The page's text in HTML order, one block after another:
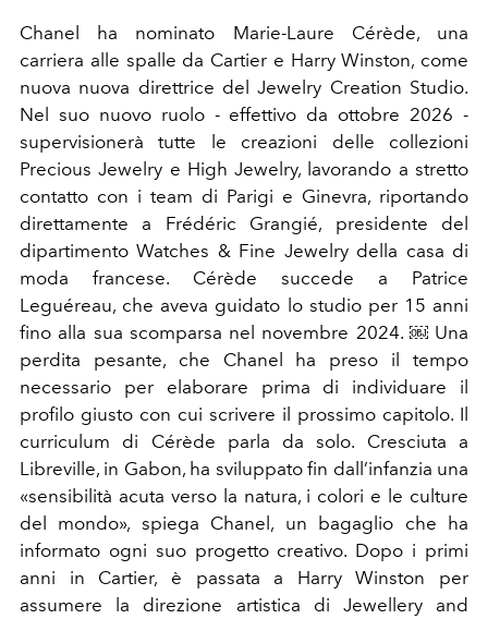
Chanel ha nominato Marie-Laure Cérède, una
carriera alle spalle da Cartier e Harry Winston, come
nuova nuova direttrice del Jewelry Creation Studio.
Nel suo nuovo ruolo - effettivo da ottobre 2026 -
supervisionerà tutte le creazioni delle collezioni
Precious Jewelry e High Jewelry, lavorando a stretto
contatto con i team di Parigi e Ginevra, riportando
direttamente a Frédéric Grangié, presidente del
dipartimento Watches & Fine Jewelry della casa di
moda francese. Cérède succede a Patrice
Leguéreau, che aveva guidato lo studio per 15 anni
fino alla sua scomparsa nel novembre 2024. ￼ Una
perdita pesante, che Chanel ha preso il tempo
necessario per elaborare prima di individuare il
profilo giusto con cui scrivere il prossimo capitolo. Il
curriculum di Cérède parla da solo. Cresciuta a
Libreville, in Gabon, ha sviluppato fin dall’infanzia una
«sensibilità acuta verso la natura, i colori e le culture
del mondo», spiega Chanel, un bagaglio che ha
informato ogni suo progetto creativo. Dopo i primi
anni in Cartier, è passata a Harry Winston per
assumere la direzione artistica di Jewellery and